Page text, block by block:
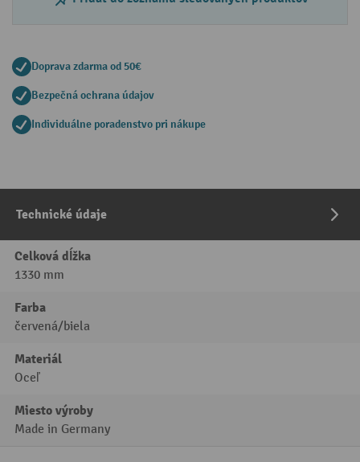
Doprava zdarma od 50€
Bezpečná ochrana údajov
Individuálne poradenstvo pri nákupe
Technické údaje
Celková dĺžka
1330 mm
Farba
červená/biela
Materiál
Oceľ
Miesto výroby
Made in Germany